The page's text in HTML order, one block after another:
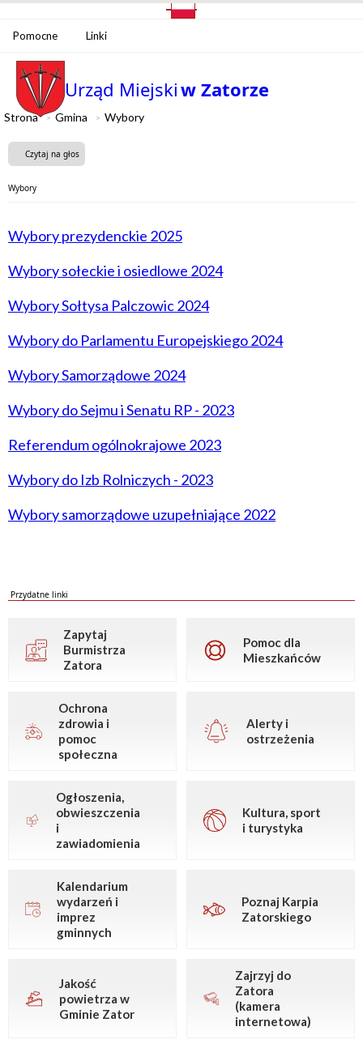
Pomocne Linki
Urząd Miejskiw Zatorze
Strona Gmina Wybory
Czytaj na głos
Wybory
Wybory prezydenckie 2025
Wybory sołeckie i osiedlowe 2024
Wybory Sołtysa Palczowic 2024
Wybory do Parlamentu Europejskiego 2024
Wybory Samorządowe 2024
Wybory do Sejmu i Senatu RP - 2023
Referendum ogólnokrajowe 2023
Wybory do Izb Rolniczych - 2023
Wybory samorządowe uzupełniające 2022
Przydatne linki
Zapytaj
Burmistrza
Zatora
Pomoc dla
Mieszkańców
Ochrona
zdrowia i
pomoc
społeczna
Alerty i
ostrzeżenia
Ogłoszenia,
obwieszczenia
i
zawiadomienia
Kultura, sport
i turystyka
Kalendarium
wydarzeń i
imprez
gminnych
Poznaj Karpia
Zatorskiego
Jakość
powietrza w
Gminie Zator
Zajrzyj do
Zatora
(kamera
internetowa)